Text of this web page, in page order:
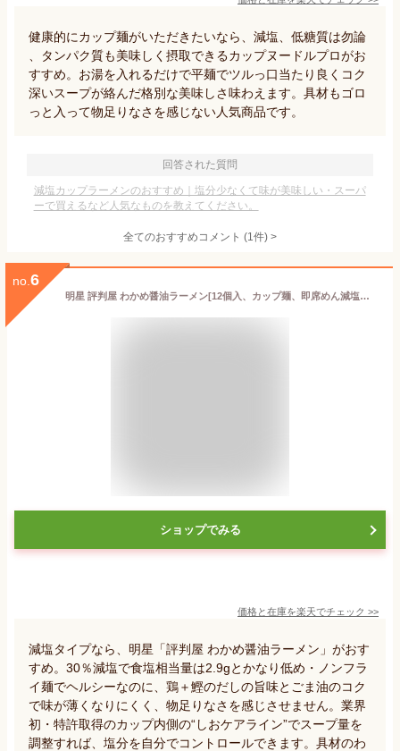
健康的にカップ麺がいただきたいなら、減塩、低糖質は勿論
、タンパク質も美味しく摂取できるカップヌードルプロがお
すすめ。お湯を入れるだけで平麺でツルっ口当たり良くコク
深いスープが絡んだ格別な美味しさ味わえます。具材もゴロ
っと入って物足りなさを感じない人気商品です。
回答された質問
減塩カップラーメンのおすすめ｜塩分少なくて味が美味しい・スーパ
ーで買えるなど人気なものを教えてください。
全てのおすすめコメント (1件) >
no. 6
明星 評判屋 わかめ醤油ラーメン[12個入、カップ麺、即席めん減塩訴求ブランド売上No.11、塩分30%カット2、ノンフライ麺、ごま油香る鶏と鰹の旨みだし、65g]
ショップでみる
価格と在庫を楽天でチェック >>
減塩タイプなら、明星「評判屋 わかめ醤油ラーメン」がおす
すめ。30％減塩で食塩相当量は2.9gとかなり低め・ノンフラ
イ麺でヘルシーなのに、鶏＋鰹のだしの旨味とごま油のコク
で味が薄くなりにくく、物足りなさを感じさせません。業界
初・特許取得のカップ内側の“しおケアライン”でスープ量を
調整すれば、塩分を自分でコントロールできます。具材のわ